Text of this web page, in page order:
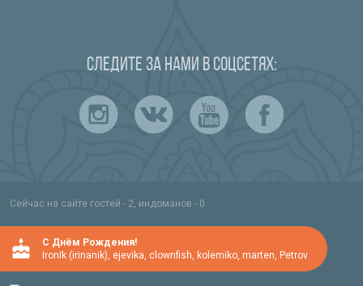
Следите за нами в соцсетях:
Сейчас на сайте гостей - 2, индоманов - 0
C Днём Рождения!
IronIk (irinanik), ejevika, clownfish, kolemiko, marten, Petrov